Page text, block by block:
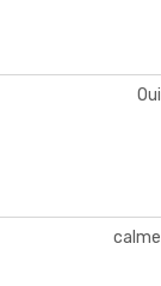
Oui
calme